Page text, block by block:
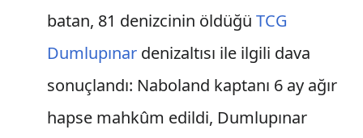
batan, 81 denizcinin öldüğü TCG
Dumlupınardenizaltısı ile ilgili dava
sonuçlandı: Naboland kaptanı 6 ay ağır
hapse mahkûm edildi, Dumlupınar